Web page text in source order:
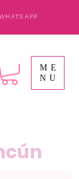
ME
NU